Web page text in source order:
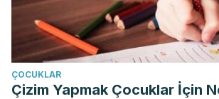
ÇOCUKLAR
Çizim Yapmak Çocuklar İçin